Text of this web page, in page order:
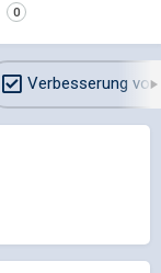
0
Verbesserung